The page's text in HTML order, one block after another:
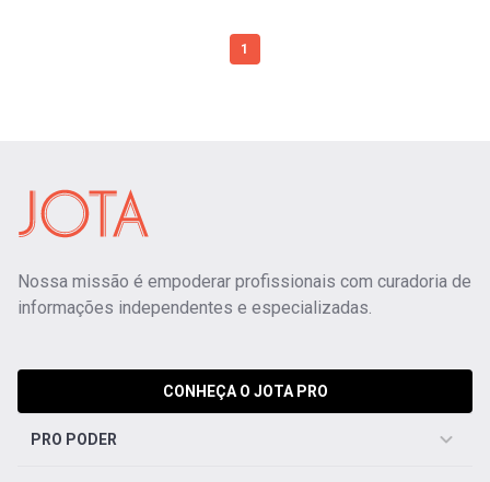
1
Nossa missão é empoderar profissionais com curadoria de
informações independentes e especializadas.
CONHEÇA O JOTA PRO
PRO PODER